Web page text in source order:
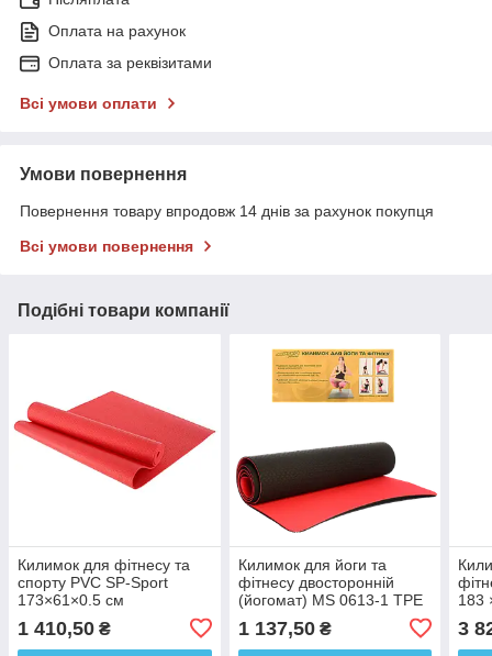
Оплата на рахунок
Оплата за реквізитами
Всі умови оплати
Умови повернення
Повернення товару впродовж 14 днів за рахунок покупця
Всі умови повернення
Подібні товари компанії
Килимок для фітнесу та
спорту PVC SP-Sport
173×61×0.5 см
1 410,50 ₴
Килимок для йоги та
фітнесу двосторонній
(йогомат) MS 0613-1 TPE
червоним 6 мм
1 137,50₴
183
3